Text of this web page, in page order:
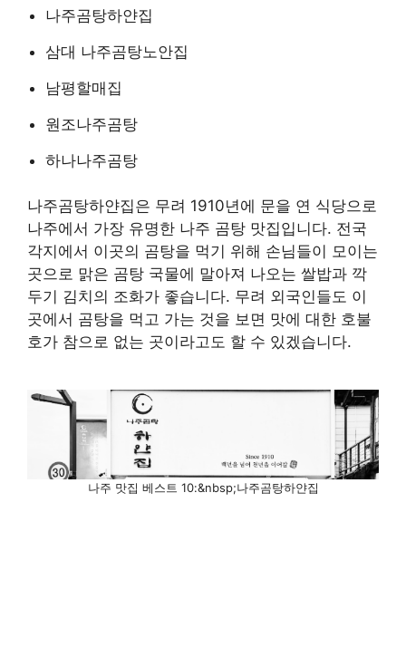
나주곰탕하얀집
삼대 나주곰탕노안집
남평할매집
원조나주곰탕
하나나주곰탕
나주곰탕하얀집은 무려 1910년에 문을 연 식당으로
나주에서 가장 유명한 나주 곰탕 맛집입니다. 전국
각지에서 이곳의 곰탕을 먹기 위해 손님들이 모이는
곳으로 맑은 곰탕 국물에 말아져 나오는 쌀밥과 깍
두기 김치의 조화가 좋습니다. 무려 외국인들도 이
곳에서 곰탕을 먹고 가는 것을 보면 맛에 대한 호불
호가 참으로 없는 곳이라고도 할 수 있겠습니다.
나주 맛집 베스트 10:&nbsp;나주곰탕하얀집